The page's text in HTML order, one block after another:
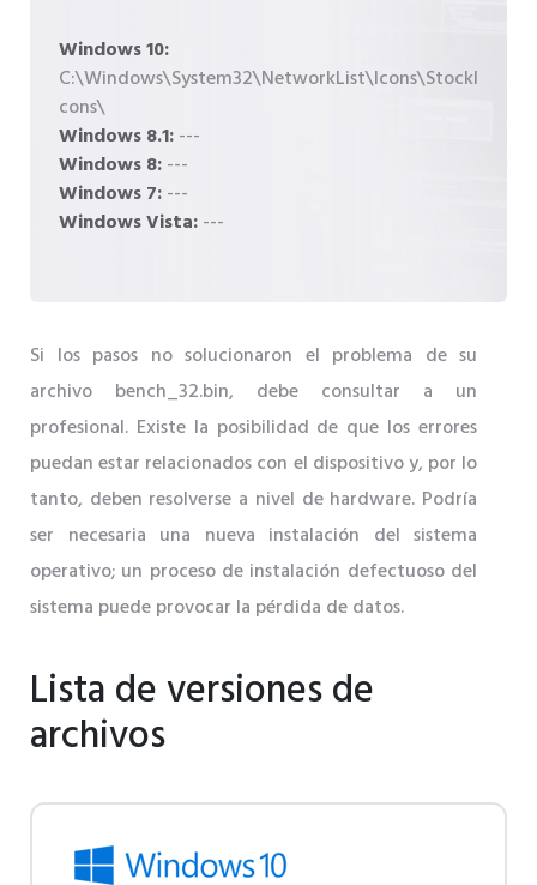
Windows 10:
C:\Windows\System32\NetworkList\Icons\StockI
cons\
Windows 8.1:---
Windows 8:---
Windows 7:---
Windows Vista:---
Si los pasos no solucionaron el problema de su
archivo bench_32.bin, debe consultar a un
profesional. Existe la posibilidad de que los errores
puedan estar relacionados con el dispositivo y, por lo
tanto, deben resolverse a nivel de hardware. Podría
ser necesaria una nueva instalación del sistema
operativo; un proceso de instalación defectuoso del
sistema puede provocar la pérdida de datos.
Lista de versiones de
archivos